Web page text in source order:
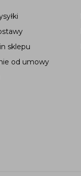
sklepu
od umowy